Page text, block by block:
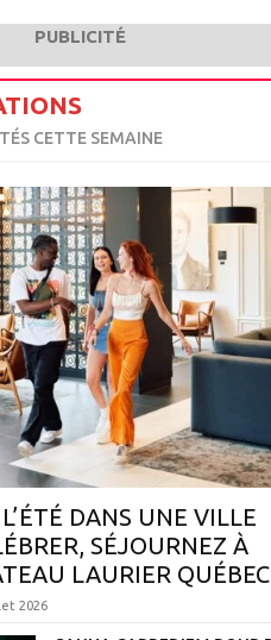
PUBLICITÉ
CETTE SEMAINE
DANS UNE VILLE
SÉJOURNEZ À
LAURIER QUÉBEC
2026